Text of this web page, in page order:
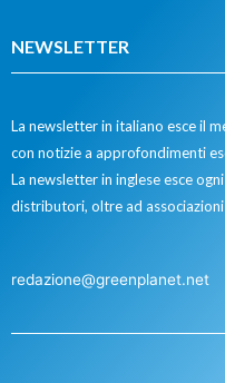
NEWSLETTER
La newsletter in italiano esce il
con notizie a approfondimenti
La newsletter in inglese esce
distributori, oltre ad
redazione@greenplanet.net